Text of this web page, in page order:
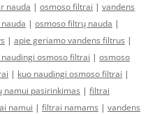
nauda | osmoso filtrai | vandens
| osmoso filtrų nauda |
| apie geriamo vandens filtrus |
osmoso filtrai | osmoso
| kuo naudingi osmoso filtrai |
namui pasirinkimas | filtrai
namui | filtrai namams | vandens